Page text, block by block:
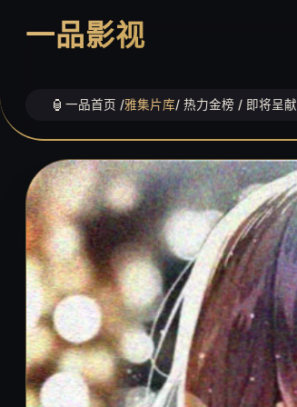
一品影视
一品首页 /雅集片库/ 热力金榜 / 即将呈献